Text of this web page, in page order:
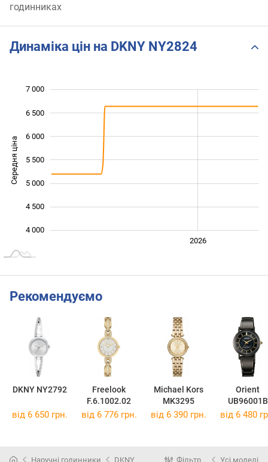
годинниках
Динаміка цін на DKNY NY2824
Середня ціна 4 000
4 000
4 500
5 000
5 500
6 000
6 500
7 000
2026
Рекомендуємо
DKNY NY2792
Freelook
F.6.1002.02
Michael Kors
MK3295
Orient
UB96001B
від 6 650 грн. від 6 776 грн. від 6 390 грн. від 6 480
Наручні годинники DKNY Фільтр Усі моделі